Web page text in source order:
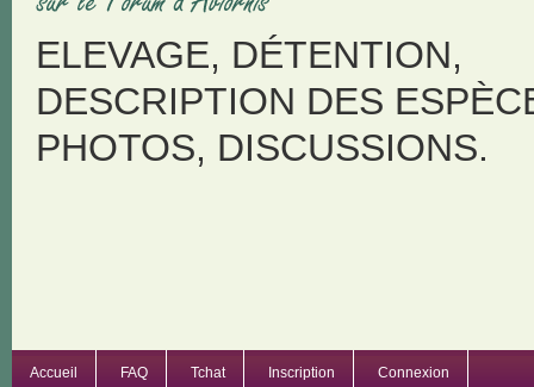
ELEVAGE, DÉTENTION,
DESCRIPTION DES
PHOTOS, DISCUSSIONS.
Accueil FAQ Tchat Inscription Connexion